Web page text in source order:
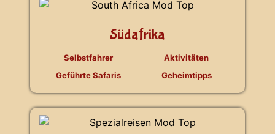
Südafrika
Selbstfahrer
Geführte Safaris
Aktivitäten
Geheimtipps